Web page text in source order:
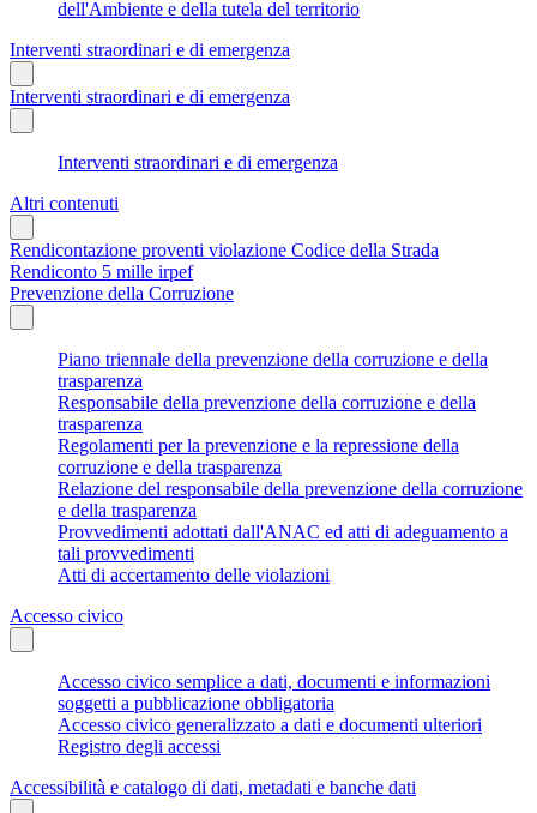
dell'Ambiente e della tutela del territorio
Interventi straordinari e di emergenza
Interventi straordinari e di emergenza
Interventi straordinari e di emergenza
Altri contenuti
Rendicontazione proventi violazione Codice della Strada
Rendiconto 5 mille irpef
Prevenzione della Corruzione
Piano triennale della prevenzione della corruzione e della
trasparenza
Responsabile della prevenzione della corruzione e della
trasparenza
Regolamenti per la prevenzione e la repressione della
corruzione e della trasparenza
Relazione del responsabile della prevenzione della corruzione
e della trasparenza
Provvedimenti adottati dall'ANAC ed atti di adeguamento a
tali provvedimenti
Atti di accertamento delle violazioni
Accesso civico
Accesso civico semplice a dati, documenti e informazioni
soggetti a pubblicazione obbligatoria
Accesso civico generalizzato a dati e documenti ulteriori
Registro degli accessi
Accessibilità e catalogo di dati, metadati e banche dati